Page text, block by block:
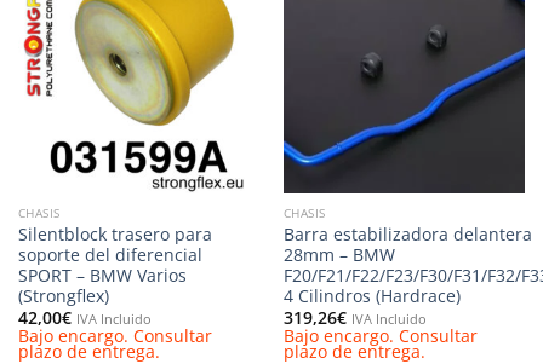
Añadir
a la
lista de
deseos
CHASIS
Silentblock trasero para
soporte del diferencial
SPORT – BMW Varios
(Strongflex)
42,00€ IVA Incluido
Bajo encargo. Consultar
plazo de entrega.
deseos
CHASIS
Barra estabilizadora delantera
28mm – BMW
F20/F21/F22/F23/F30/F31/F32/
4 Cilindros (Hardrace)
319,26€ IVA Incluido
Bajo encargo. Consultar
plazo de entrega.